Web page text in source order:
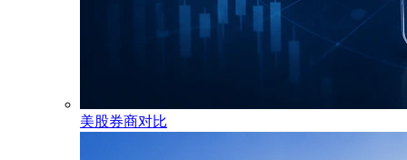
美股券商对比